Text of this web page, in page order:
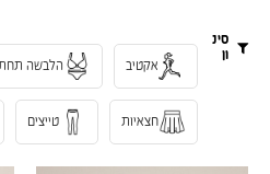
סינ
ון
אקטיב הלבשה
חצאיות טייצים